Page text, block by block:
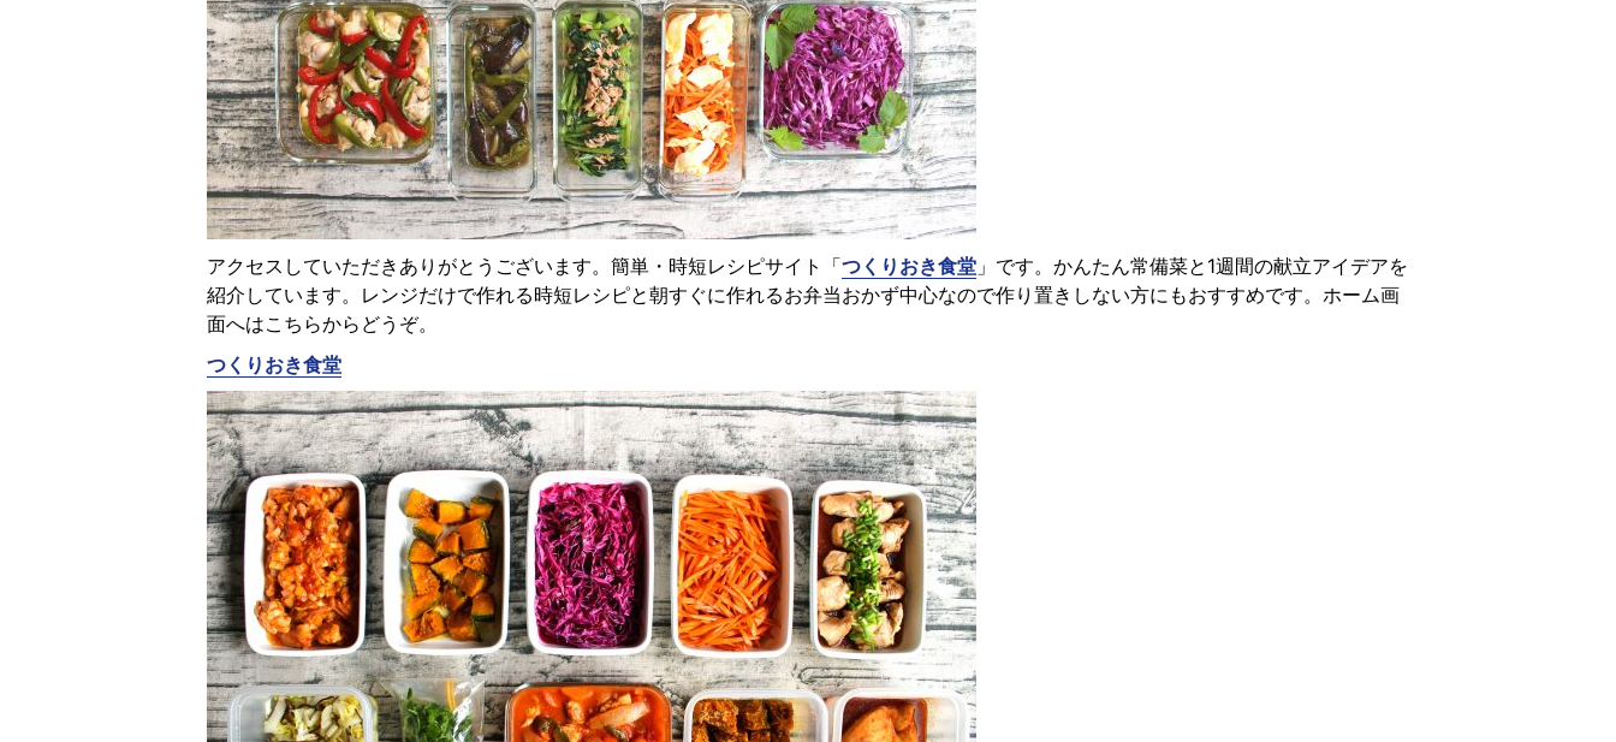
アクセスしていただきありがとうございます。簡単・時短レシピサイト「つくりおき食堂 」です。かんたん常備菜と1週間の献立アイデアを
紹介しています。レンジだけで作れる時短レシピと朝すぐに作れるお弁当おかず中心なので作り置きしない方にもおすすめです。ホーム画
面へはこちらからどうぞ。
つくりおき食堂